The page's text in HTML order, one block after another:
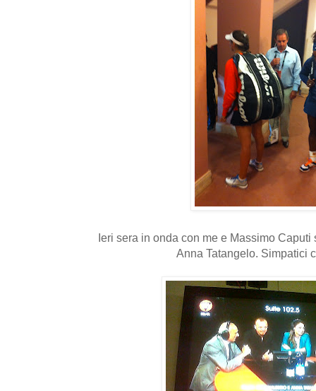
Ieri sera in onda con me e Massimo
Anna Tatangelo. Simpatici